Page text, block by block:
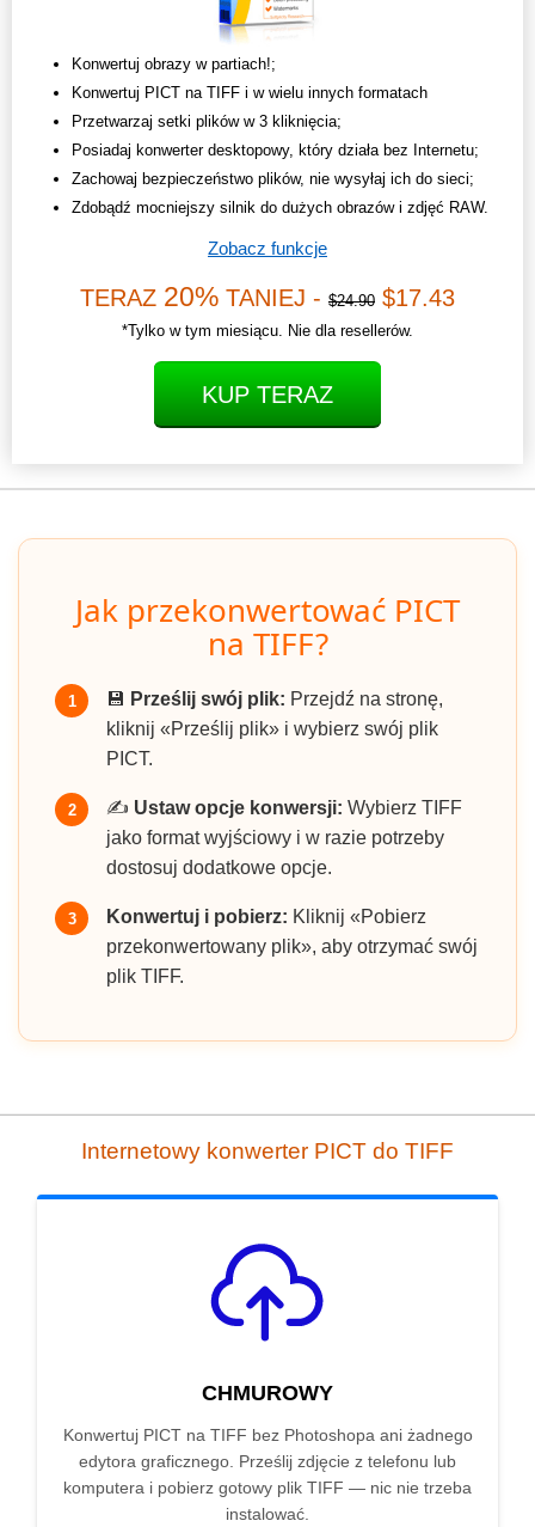
Konwertuj obrazy w partiach!;
Konwertuj PICT na TIFF i w wielu innych formatach
Przetwarzaj setki plików w 3 kliknięcia;
Posiadaj konwerter desktopowy, który działa bez Internetu;
Zachowaj bezpieczeństwo plików, nie wysyłaj ich do sieci;
Zdobądź mocniejszy silnik do dużych obrazów i zdjęć RAW.
Zobacz funkcje
TERAZ 20% TANIEJ - $24.90 $17.43
*Tylko w tym miesiącu. Nie dla resellerów.
KUP TERAZ
Jak przekonwertować PICT
na TIFF?
1 💾 Prześlij swój plik: Przejdź na stronę,
kliknij «Prześlij plik» i wybierz swój plik
PICT.
2 ✍️ Ustaw opcje konwersji: Wybierz TIFF
jako format wyjściowy i w razie potrzeby
dostosuj dodatkowe opcje.
3 Konwertuj i pobierz: Kliknij «Pobierz
przekonwertowany plik», aby otrzymać swój
plik TIFF.
Internetowy konwerter PICT do TIFF
CHMUROWY
Konwertuj PICT na TIFF bez Photoshopa ani żadnego
edytora graficznego. Prześlij zdjęcie z telefonu lub
komputera i pobierz gotowy plik TIFF — nic nie trzeba
instalować.